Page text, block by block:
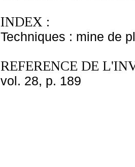
INDEX :
Techniques : mine de
REFERENCE DE
vol. 28, p. 189